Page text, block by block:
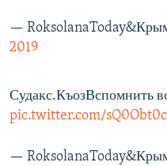
—
2019
Судакс.КъозВспомнить
pic.twitter.com/
—